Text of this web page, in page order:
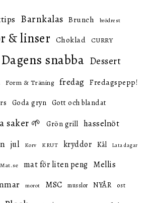
Barnkalas Brunch brödrest
& linser Choklad CURRY
Dagens snabba Dessert
Form & Träning fredag Fredagspepp!
Goda gryn Gott och blandat
saker 🌱 Grön grill hasselnöt
jul Korv KRUT kryddor Kål Lata dagar
Mat.se mat för liten peng Mellis
morot MSC musslor NYÅR ost